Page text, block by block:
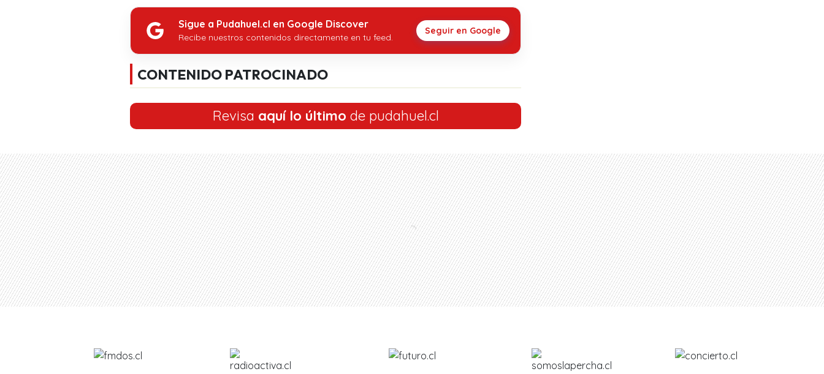
Sigue a Pudahuel.cl en Google Discover
Recibe nuestros contenidos directamente en tu feed.
Seguir en Google
CONTENIDO PATROCINADO
Revisa aquí lo último de pudahuel.cl